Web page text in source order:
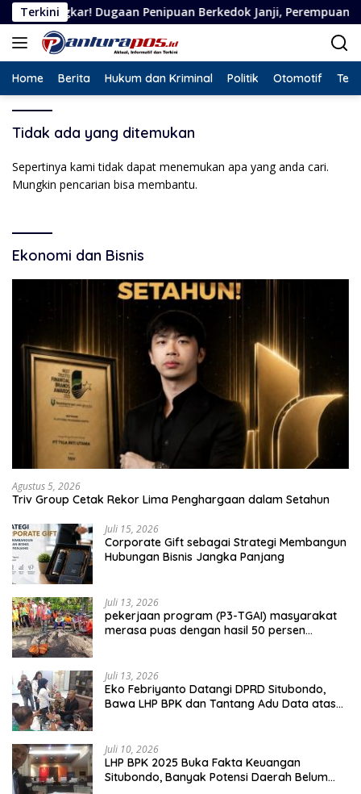
Langsung
ke
konten
Terkini
Dugaan Penipuan Berkedok Janji, Perempuan Asal
Home Berita Hukum dan Kriminal Politik Otomotif
Tidak ada yang ditemukan
Sepertinya kami tidak dapat menemukan apa yang anda cari.
Mungkin pencarian bisa membantu.
Ekonomi dan Bisnis
Agustus 5, 2026
Triv Group Cetak Rekor Lima Penghargaan dalam Setahun
Juli 15, 2026
Corporate Gift sebagai Strategi Membangun
Hubungan Bisnis Jangka Panjang
Juli 13, 2026
pekerjaan program (P3-TGAI) masyarakat
merasa puas dengan hasil 50 persen
Juli 13, 2026
Eko Febriyanto Datangi DPRD Situbondo,
Bawa LHP BPK dan Tantang Adu Data atas
Juli 10, 2026
LHP BPK 2025 Buka Fakta Keuangan
Situbondo, Banyak Potensi Daerah Belum